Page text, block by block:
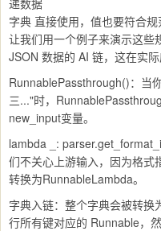
递数据
字典 直接使用，值也要符合
让我们用一个例子来演示这些
JSON 数据的 AI 链，这在实际
RunnablePassthrough()：当
三..."时，
new_input变量。
lambda _:
们不关心上游输入，因为格
转换为RunnableLambda。
字典入链：整个字典会被转
行所有键对应的 Runnable，